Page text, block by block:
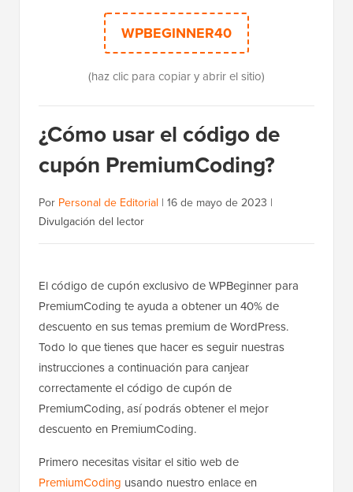
WPBEGINNER40
(haz clic para copiar y abrir el sitio)
¿Cómo usar el código de
cupón PremiumCoding?
Por Personal de Editorial | 16 de mayo de 2023 |
Divulgación del lector
El código de cupón exclusivo de WPBeginner para
PremiumCoding te ayuda a obtener un 40% de
descuento en sus temas premium de WordPress.
Todo lo que tienes que hacer es seguir nuestras
instrucciones a continuación para canjear
correctamente el código de cupón de
PremiumCoding, así podrás obtener el mejor
descuento en PremiumCoding.
Primero necesitas visitar el sitio web de
PremiumCoding usando nuestro enlace en